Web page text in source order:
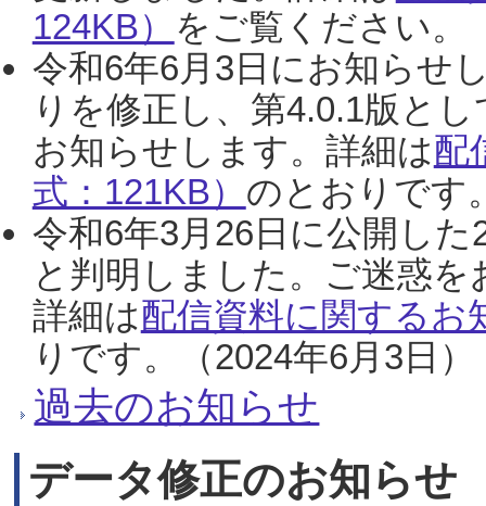
124KB） をご覧ください。
令和6年6月3日にお知らせ
りを修正し、第4.0.1版と
お知らせします。詳細は配
式：121KB） のとおりです
令和6年3月26日に公開し
と判明しました。ご迷惑
詳細は配信資料に関するお
りです。（2024年6月3日）
過去のお知らせ
データ修正のお知らせ